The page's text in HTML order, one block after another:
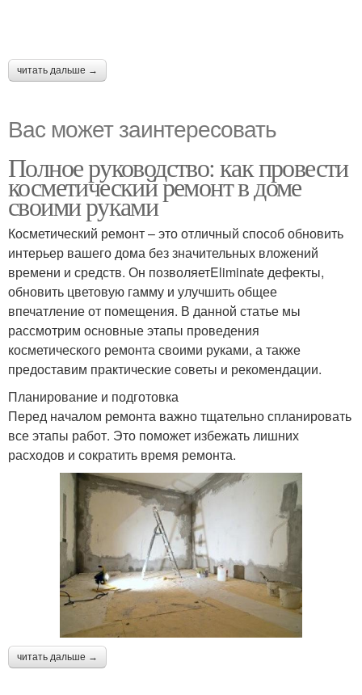
читать дальше →
Вас может заинтересовать
Полное руководство: как провести
косметический ремонт в доме
своими руками
Косметический ремонт – это отличный способ обновить
интерьер вашего дома без значительных вложений
времени и средств. Он позволяетEliminate дефекты,
обновить цветовую гамму и улучшить общее
впечатление от помещения. В данной статье мы
рассмотрим основные этапы проведения
косметического ремонта своими руками, а также
предоставим практические советы и рекомендации.
Планирование и подготовка
Перед началом ремонта важно тщательно спланировать
все этапы работ. Это поможет избежать лишних
расходов и сократить время ремонта.
читать дальше →